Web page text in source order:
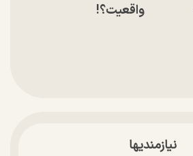
واقعیت؟!
نیازمندیها